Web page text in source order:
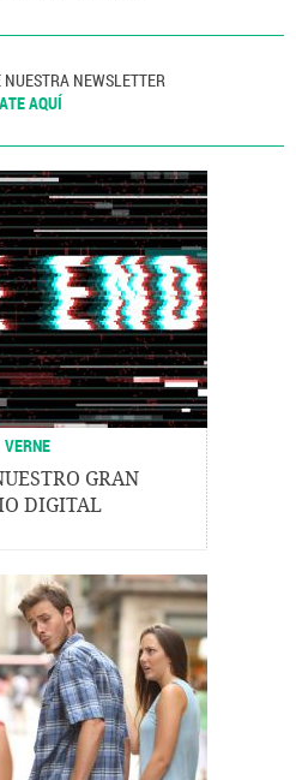
NUESTRA NEWSLETTER
AQUÍ
VERNE
GRAN
DIGITAL